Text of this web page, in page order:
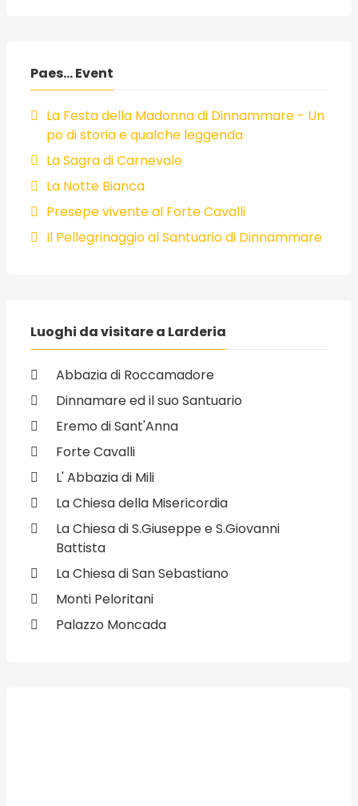
Paes... Event
La Festa della Madonna di Dinnammare - Un
po di storia e qualche leggenda
La Sagra di Carnevale
La Notte Bianca
Presepe vivente al Forte Cavalli
Il Pellegrinaggio al Santuario di Dinnammare
Luoghi da visitare a Larderia
Abbazia di Roccamadore
Dinnamare ed il suo Santuario
Eremo di Sant'Anna
Forte Cavalli
L' Abbazia di Mili
La Chiesa della Misericordia
La Chiesa di S.Giuseppe e S.Giovanni
Battista
La Chiesa di San Sebastiano
Monti Peloritani
Palazzo Moncada